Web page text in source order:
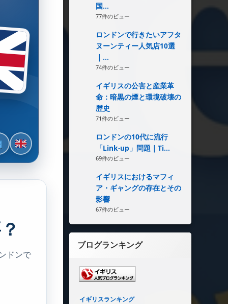
ドンで
国...
77件のビュー
ロンドンで行きたいアフタ
ヌーンティー人気店10選
｜...
74件のビュー
イギリスの公害と産業革
命：暗黒の煙と環境破壊の
歴史
71件のビュー
ロンドンの10代に流行
「Link-up」問題｜Ti...
69件のビュー
イギリスにおけるマフィ
ア・ギャングの存在とその
影響
67件のビュー
ブログランキング
イギリスランキング